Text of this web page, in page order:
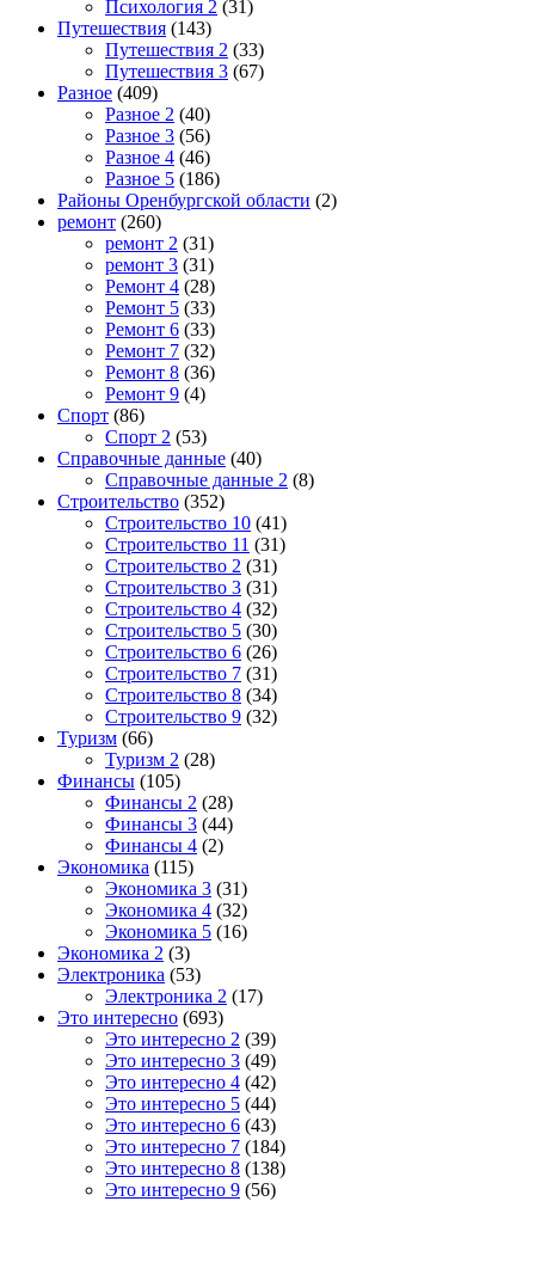
Психология 2 (31)
Путешествия (143)
Путешествия 2 (33)
Путешествия 3 (67)
Разное (409)
Разное 2 (40)
Разное 3 (56)
Разное 4 (46)
Разное 5 (186)
Районы Оренбургской области (2)
ремонт (260)
ремонт 2 (31)
ремонт 3 (31)
Ремонт 4 (28)
Ремонт 5 (33)
Ремонт 6 (33)
Ремонт 7 (32)
Ремонт 8 (36)
Ремонт 9 (4)
Спорт (86)
Спорт 2 (53)
Справочные данные (40)
Справочные данные 2 (8)
Строительство (352)
Строительство 10 (41)
Строительство 11 (31)
Строительство 2 (31)
Строительство 3 (31)
Строительство 4 (32)
Строительство 5 (30)
Строительство 6 (26)
Строительство 7 (31)
Строительство 8 (34)
Строительство 9 (32)
Туризм (66)
Туризм 2 (28)
Финансы (105)
Финансы 2 (28)
Финансы 3 (44)
Финансы 4 (2)
Экономика (115)
Экономика 3 (31)
Экономика 4 (32)
Экономика 5 (16)
Экономика 2 (3)
Электроника (53)
Электроника 2 (17)
Это интересно (693)
Это интересно 2 (39)
Это интересно 3 (49)
Это интересно 4 (42)
Это интересно 5 (44)
Это интересно 6 (43)
Это интересно 7 (184)
Это интересно 8 (138)
Это интересно 9 (56)